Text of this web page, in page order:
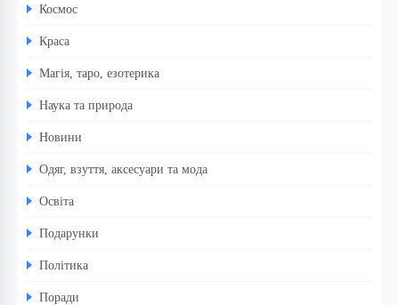
Космос
Краса
Магія, таро, езотерика
Наука та природа
Новини
Одяг, взуття, аксесуари та мода
Освіта
Подарунки
Політика
Поради